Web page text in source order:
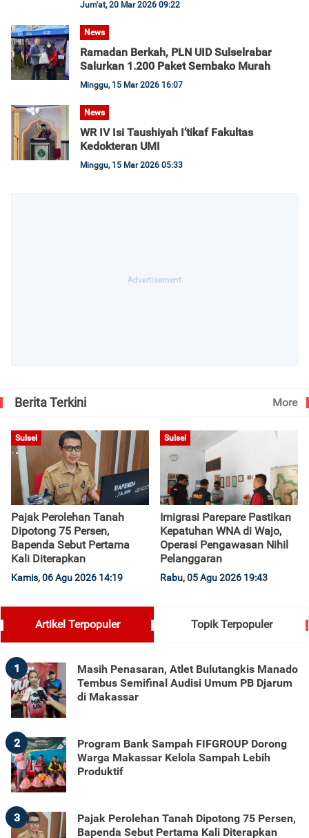
Jum'at, 20 Mar 2026 09:22
News
Ramadan Berkah, PLN UID Sulselrabar
Salurkan 1.200 Paket Sembako Murah
Minggu, 15 Mar 2026 16:07
News
WR IV Isi Taushiyah I’tikaf Fakultas
Kedokteran UMI
Minggu, 15 Mar 2026 05:33
Berita Terkini More
Sulsel
Pajak Perolehan Tanah
Dipotong 75 Persen,
Bapenda Sebut Pertama
Kali Diterapkan
Kamis, 06 Agu 2026 14:19
Sulsel
Imigrasi Parepare Pastikan
Kepatuhan WNA di Wajo,
Operasi Pengawasan Nihil
Pelanggaran
Rabu, 05 Agu 2026 19:43
Artikel Terpopuler Topik Terpopuler
1
Masih Penasaran, Atlet Bulutangkis Manado
Tembus Semifinal Audisi Umum PB Djarum
di Makassar
2
Program Bank Sampah FIFGROUP Dorong
Warga Makassar Kelola Sampah Lebih
Produktif
3
Pajak Perolehan Tanah Dipotong 75 Persen,
Bapenda Sebut Pertama Kali Diterapkan